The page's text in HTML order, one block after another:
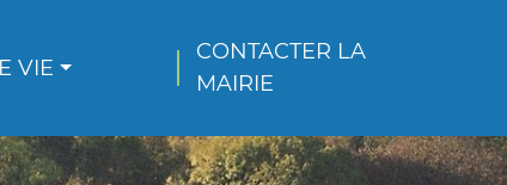
VIE
CONTACTER LA
MAIRIE